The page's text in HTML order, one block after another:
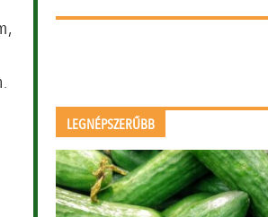
LEGNÉPSZERŰBB